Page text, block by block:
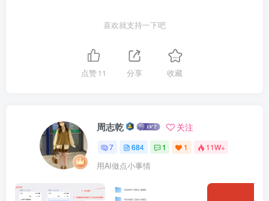
喜欢就支持一下吧
点赞11 分享 收藏
周志乾 关注
7 684 1 1 11W+
用AI做点小事情